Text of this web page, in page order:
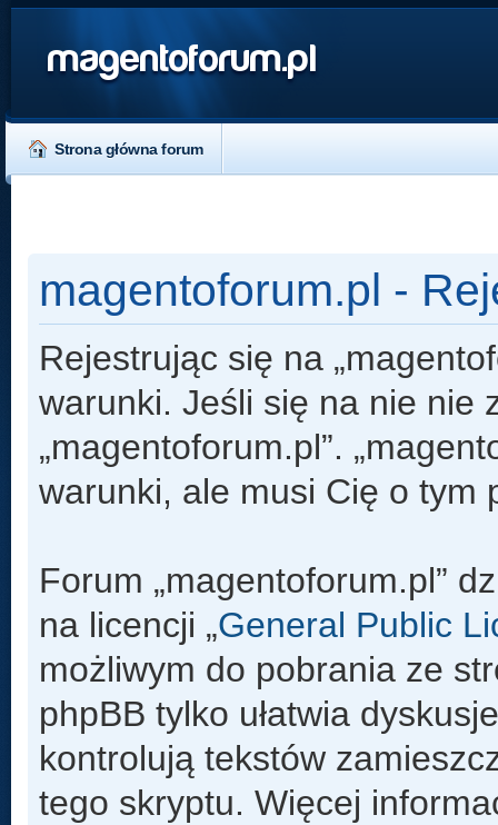
magentoforum.pl
Strona główna forum
magentoforum.pl -
Rejestrując się na
warunki. Jeśli się na nie nie
„magentoforum.pl”.
warunki, ale musi Cię o tym
Forum „magentoforum.pl”
na licencji „General Public
możliwym do pobrania ze
phpBB tylko ułatwia
kontrolują tekstów
tego skryptu. Więcej